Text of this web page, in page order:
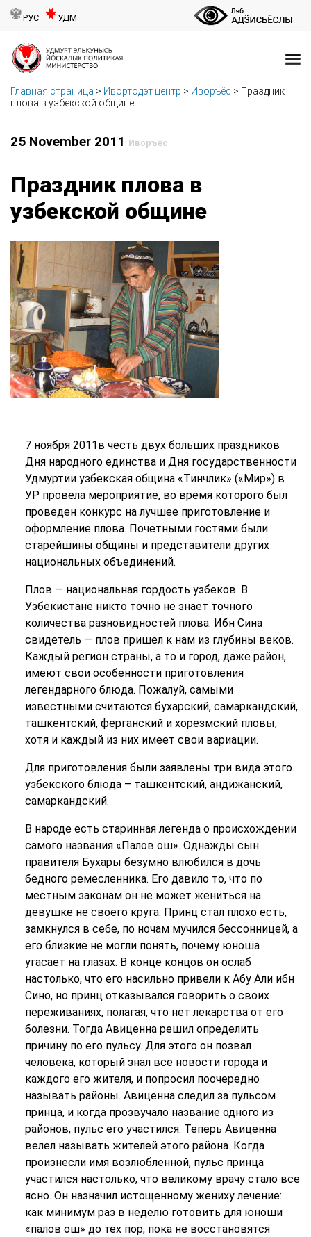
РУС УДМ
Главная страница > Ивортодэт центр > Иворъёс > Праздник
плова в узбекской общине
25 November 2011 Иворъёс
Праздник плова в
узбекской общине
7 ноября 2011в честь двух больших праздников
Дня народного единства и Дня государственности
Удмуртии узбекская община «Тинчлик» («Мир») в
УР провела мероприятие, во время которого был
проведен конкурс на лучшее приготовление и
оформление плова. Почетными гостями были
старейшины общины и представители других
национальных объединений.
Плов — национальная гордость узбеков. В
Узбекистане никто точно не знает точного
количества разновидностей плова. Ибн Сина
свидетель — плов пришел к нам из глубины веков.
Каждый регион страны, а то и город, даже район,
имеют свои особенности приготовления
легендарного блюда. Пожалуй, самыми
известными считаются бухарский, самаркандский,
ташкентский, ферганский и хорезмский пловы,
хотя и каждый из них имеет свои вариации.
Для приготовления были заявлены три вида этого
узбекского блюда – ташкентский, андижанский,
самаркандский.
В народе есть старинная легенда о происхождении
самого названия «Палов ош». Однажды сын
правителя Бухары безумно влюбился в дочь
бедного ремесленника. Его давило то, что по
местным законам он не может жениться на
девушке не своего круга. Принц стал плохо есть,
замкнулся в себе, по ночам мучился бессонницей, а
его близкие не могли понять, почему юноша
угасает на глазах. В конце концов он ослаб
настолько, что его насильно привели к Абу Али ибн
Сино, но принц отказывался говорить о своих
переживаниях, полагая, что нет лекарства от его
болезни. Тогда Авиценна решил определить
причину по его пульсу. Для этого он позвал
человека, который знал все новости города и
каждого его жителя, и попросил поочередно
называть районы. Авиценна следил за пульсом
принца, и когда прозвучало название одного из
районов, пульс его участился. Теперь Авиценна
велел называть жителей этого района. Когда
произнесли имя возлюбленной, пульс принца
участился настолько, что великому врачу стало все
ясно. Он назначил истощенному жениху лечение:
как минимум раз в неделю готовить для юноши
«палов ош» до тех пор, пока не восстановятся